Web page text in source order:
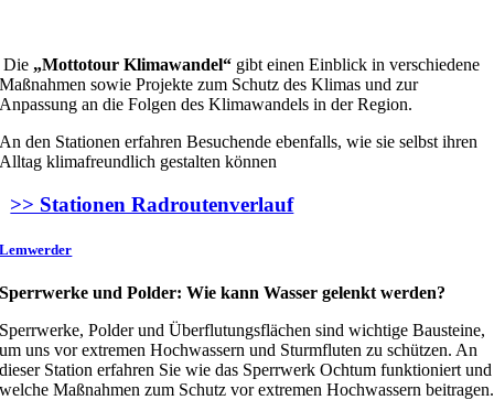
.Die „Mottotour Klimawandel“ gibt einen Einblick in verschiedene
Maßnahmen sowie Projekte zum Schutz des Klimas und zur
Anpassung an die Folgen des Klimawandels in der Region.
An den Stationen erfahren Besuchende ebenfalls, wie sie selbst ihren
Alltag klimafreundlich gestalten können
>> Stationen Radroutenverlauf
Lemwerder
Sperrwerke und Polder: Wie kann Wasser gelenkt werden?
Sperrwerke, Polder und Überflutungsflächen sind wichtige Bausteine,
um uns vor extremen Hochwassern und Sturmfluten zu schützen. An
dieser Station erfahren Sie wie das Sperrwerk Ochtum funktioniert und
welche Maßnahmen zum Schutz vor extremen Hochwassern beitragen.